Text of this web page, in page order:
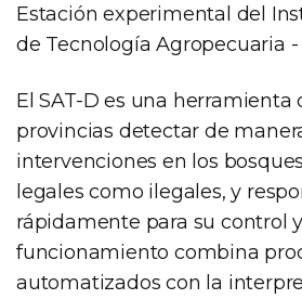
Estación experimental del
de Tecnología Agropecuaria -
El SAT-D es una
provincias detectar de
intervenciones en los
legales como ilegales, y
rápidamente para su control
funcionamiento combina
automatizados con la